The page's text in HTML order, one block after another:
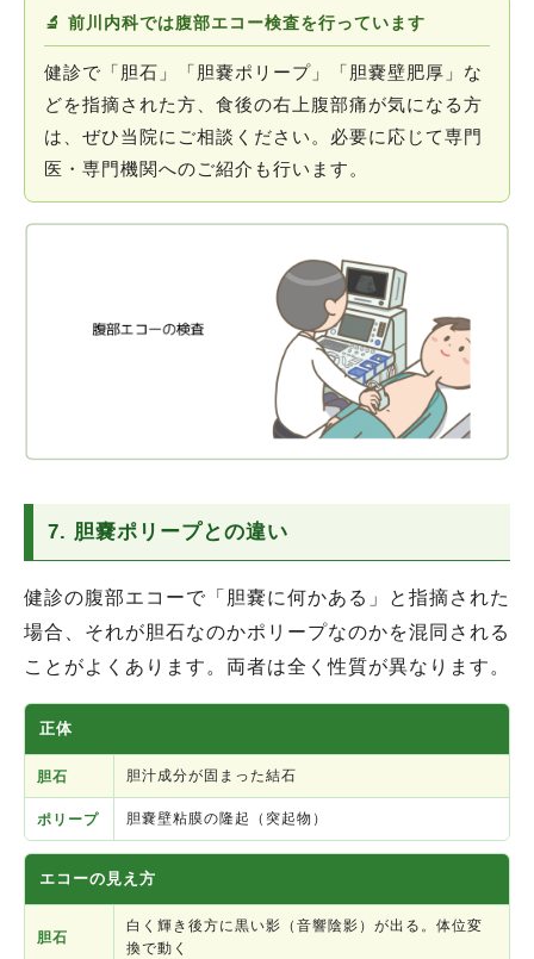
🔬 前川内科では腹部エコー検査を行っています
健診で「胆石」「胆嚢ポリープ」「胆嚢壁肥厚」な
どを指摘された方、食後の右上腹部痛が気になる方
は、ぜひ当院にご相談ください。必要に応じて専門
医・専門機関へのご紹介も行います。
7. 胆嚢ポリープとの違い
健診の腹部エコーで「胆嚢に何かある」と指摘された
場合、それが胆石なのかポリープなのかを混同される
ことがよくあります。両者は全く性質が異なります。
正体
胆石 胆汁成分が固まった結石
ポリープ 胆嚢壁粘膜の隆起（突起物）
エコーの見え方
胆石
白く輝き後方に黒い影（音響陰影）が出る。体位変
換で動く